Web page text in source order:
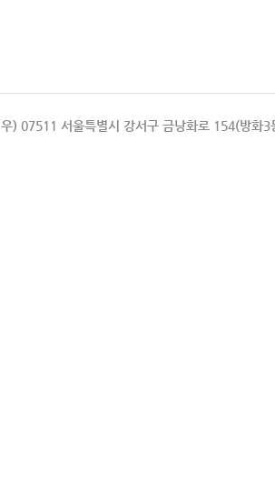
우) 07511 서울특별시 강서구 금낭화로 154(방화3